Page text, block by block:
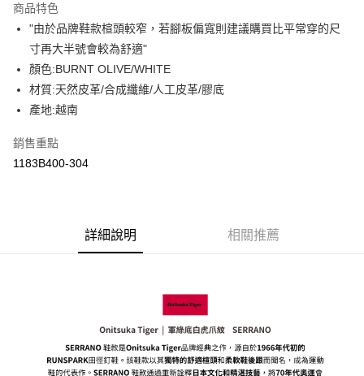
Apple Pay
ATM付款
運送方式
每筆NT$80，滿NT$6,000(含以上)免運費
每筆NT$80，滿NT$6,000(含以上)免運費
每筆NT$80，滿NT$6,000(含以上)免運費
商品特色
"由於品牌鞋款楦頭較窄，若腳板偏寬則建議購買比平常穿的尺
寸再大半號會較為舒適"
顏色:BURNT OLIVE/WHITE
材質:天然皮革/合成纖維/人工皮革/膠底
產地:越南
銷售重點
1183B400-304
詳細說明 相關推薦